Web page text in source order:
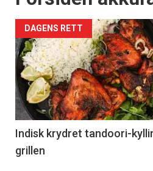
DAGENS RETT
Indisk krydret tandoori-
grillen